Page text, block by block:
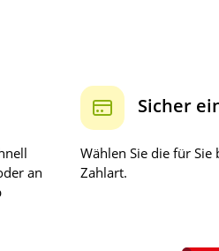
an
Sicher
Wählen Sie die für Sie
Zahlart.